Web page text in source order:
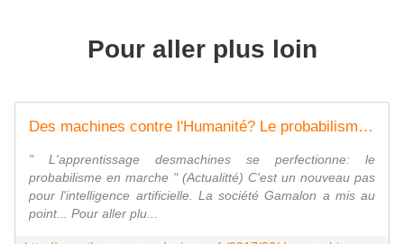
Pour aller plus loin
Des machines contre l'Humanité? Le probabilisme, nouvelle menace - Les écrits d'un poète français
" L'apprentissage desmachines se perfectionne: le
probabilisme en marche " (Actualitté) C'est un nouveau pas
pour l'intelligence artificielle. La société Gamalon a mis au
point... Pour aller plu...